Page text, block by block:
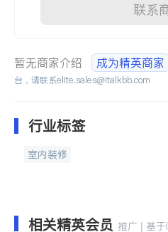
联系
暂无商家介绍 成为精英商家
台，请联系elite.sales@italkbb.com
行业标签
室内装修
相关精英会员 推广 | 基